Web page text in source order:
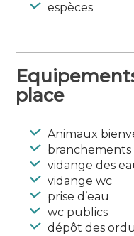
Aire avec services
espèces
place
Animaux
vidange des
vidange wc
prise d’eau
wc publics
dépôt des